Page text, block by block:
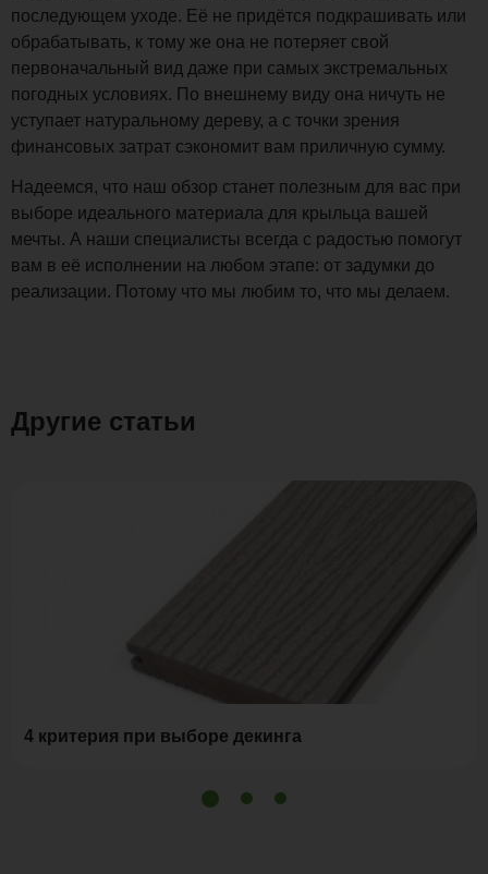
последующем уходе. Её не придётся подкрашивать или
обрабатывать, к тому же она не потеряет свой
первоначальный вид даже при самых экстремальных
погодных условиях. По внешнему виду она ничуть не
уступает натуральному дереву, а с точки зрения
финансовых затрат сэкономит вам приличную сумму.
Надеемся, что наш обзор станет полезным для вас при
выборе идеального материала для крыльца вашей
мечты. А наши специалисты всегда с радостью помогут
вам в её исполнении на любом этапе: от задумки до
реализации. Потому что мы любим то, что мы делаем.
Другие статьи
4 критерия при выборе декинга